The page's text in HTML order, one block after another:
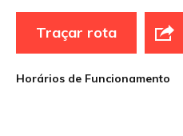
Traçar rota
Horários de Funcionamento